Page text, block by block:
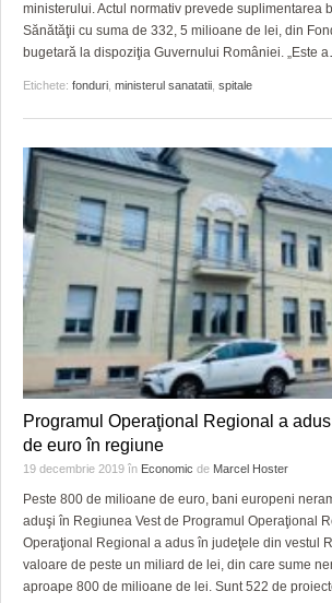
ministerului. Actul normativ prevede suplimentarea
Sănătăţii cu suma de 332, 5 milioane de lei, din
bugetară la dispoziţia Guvernului României. „Este a
Etichete: fonduri ministerul sanatatii spitale
Programul Operaţional Regional a
de euro în regiune
19 decembrie 2019 în Economic de Marcel Hoster
Peste 800 de milioane de euro, bani europeni
aduşi în Regiunea Vest de Programul Operaţional
Operaţional Regional a adus în judeţele din vestul
valoare de peste un miliard de lei, din care sume
aproape 800 de milioane de lei. Sunt 522 de